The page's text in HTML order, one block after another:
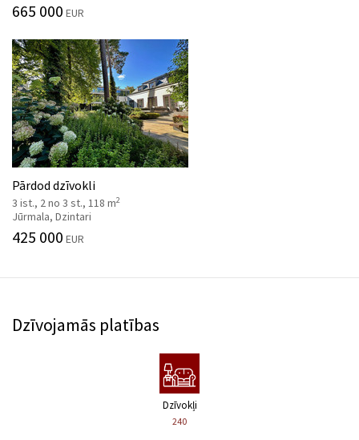
665 000 EUR
Pārdod dzīvokli
3 ist., 2 no 3 st., 118 m2
Jūrmala, Dzintari
425 000 EUR
Dzīvojamās platības
Dzīvokļi
240